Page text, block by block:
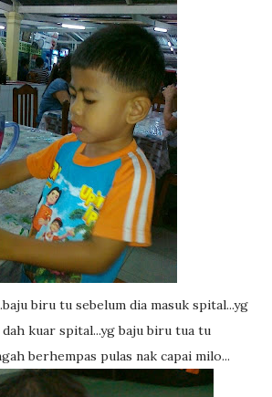
biru tu sebelum dia masuk spital...yg
kuar spital...yg baju biru tua tu
berhempas pulas nak capai milo...